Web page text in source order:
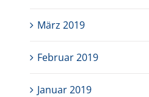
März 2019
Februar 2019
Januar 2019